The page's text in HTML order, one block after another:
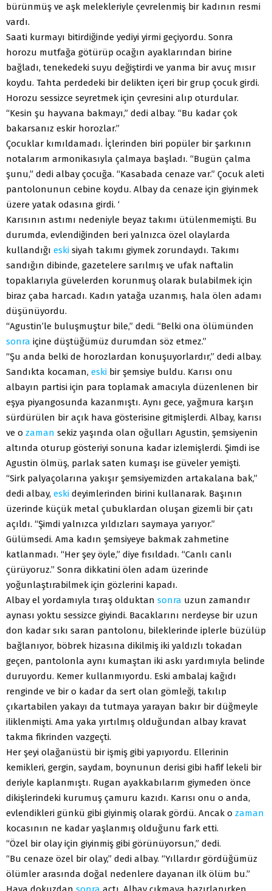
bürünmüş ve aşk melekleriyle çevrelenmiş bir kadının resmi
vardı.
Saati kurmayı bitirdiğinde yediyi yirmi geçiyordu. Sonra
horozu mutfağa götürüp ocağın ayaklarından birine
bağladı, tenekedeki suyu değiştirdi ve yanma bir avuç mısır
koydu. Tahta perdedeki bir delikten içeri bir grup çocuk girdi.
Horozu sessizce seyretmek için çevresini alıp oturdular.
“Kesin şu hayvana bakmayı,” dedi albay. “Bu kadar çok
bakarsanız eskir horozlar.”
Çocuklar kımıldamadı. İçlerinden biri popüler bir şarkının
notalarım armonikasıyla çalmaya başladı. “Bugün çalma
şunu,” dedi albay çocuğa. “Kasabada cenaze var.” Çocuk aleti
pantolonunun cebine koydu. Albay da cenaze için giyinmek
üzere yatak odasına girdi. ‘
Karısının astımı nedeniyle beyaz takımı ütülenmemişti. Bu
durumda, evlendiğinden beri yalnızca özel olaylarda
kullandığı eski siyah takımı giymek zorundaydı. Takımı
sandığın dibinde, gazetelere sarılmış ve ufak naftalin
topaklarıyla güvelerden korunmuş olarak bulabilmek için
biraz çaba harcadı. Kadın yatağa uzanmış, hala ölen adamı
düşünüyordu.
“Agustin’le buluşmuştur bile,” dedi. “Belki ona ölümünden
sonra içine düştüğümüz durumdan söz etmez.”
“Şu anda belki de horozlardan konuşuyorlardır,” dedi albay.
Sandıkta kocaman, eski bir şemsiye buldu. Karısı onu
albayın partisi için para toplamak amacıyla düzenlenen bir
eşya piyangosunda kazanmıştı. Aynı gece, yağmura karşın
sürdürülen bir açık hava gösterisine gitmişlerdi. Albay, karısı
ve o zaman sekiz yaşında olan oğulları Agustin, şemsiyenin
altında oturup gösteriyi sonuna kadar izlemişlerdi. Şimdi ise
Agustin ölmüş, parlak saten kumaşı ise güveler yemişti.
“Sirk palyaçolarına yakışır şemsiyemizden artakalana bak,”
dedi albay, eski deyimlerinden birini kullanarak. Başının
üzerinde küçük metal çubuklardan oluşan gizemli bir çatı
açıldı. “Şimdi yalnızca yıldızları saymaya yarıyor.”
Gülümsedi. Ama kadın şemsiyeye bakmak zahmetine
katlanmadı. “Her şey öyle,” diye fısıldadı. “Canlı canlı
çürüyoruz.” Sonra dikkatini ölen adam üzerinde
yoğunlaştırabilmek için gözlerini kapadı.
Albay el yordamıyla tıraş olduktan sonra uzun zamandır
aynası yoktu sessizce giyindi. Bacaklarını nerdeyse bir uzun
don kadar sıkı saran pantolonu, bileklerinde iplerle büzülüp
bağlanıyor, böbrek hizasına dikilmiş iki yaldızlı tokadan
geçen, pantolonla aynı kumaştan iki askı yardımıyla belinde
duruyordu. Kemer kullanmıyordu. Eski ambalaj kağıdı
renginde ve bir o kadar da sert olan gömleği, takılıp
çıkartabilen yakayı da tutmaya yarayan bakır bir düğmeyle
iliklenmişti. Ama yaka yırtılmış olduğundan albay kravat
takma fikrinden vazgeçti.
Her şeyi olağanüstü bir işmiş gibi yapıyordu. Ellerinin
kemikleri, gergin, saydam, boynunun derisi gibi hafif lekeli bir
deriyle kaplanmıştı. Rugan ayakkabılarım giymeden önce
dikişlerindeki kurumuş çamuru kazıdı. Karısı onu o anda,
evlendikleri günkü gibi giyinmiş olarak gördü. Ancak o zaman
kocasının ne kadar yaşlanmış olduğunu fark etti.
“Özel bir olay için giyinmiş gibi görünüyorsun,” dedi.
“Bu cenaze özel bir olay,” dedi albay. “Yıllardır gördüğümüz
ölümler arasında doğal nedenlere dayanan ilk ölüm bu.”